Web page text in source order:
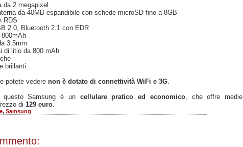
da 2 megapixel
da 40MB espandibile con schede microSD fino a 8GB
RDS
2.0, Bluetooth 2.1 con EDR
3.5mm
di litio da 800 mAh
brillanti
potete vedere non è dotato di connettività WiFi e 3G
questo Samsung è un cellulare pratico ed economico, che offre medie
di 129 euro
, Samsung